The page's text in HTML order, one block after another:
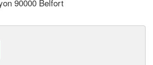
90000 Belfort